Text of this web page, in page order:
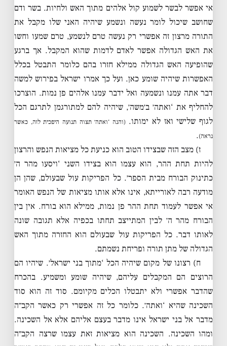
אי אפשר לבשר לשמוע קול אלהים מתוך האש ולחיות. בשר ודם
שחושב שיכול לומר נעשה ונשמע שיהיה האני שלו מקבל את
התורה מרצון זה אפשרי רק נעשה טרם לנשמע, טרם שמעו וחשו
את האש הגדולה אפשר לאדם לדמות שהוא המקבל. אך ברגע
שהופיעה האש הגדולה ממילא חזרו בהם כלומר התבטל בכלל
האפשרות שיהיה שומע כאן. ועל כך אמרו ישראל בפירוש למשה
דבר אתה עמנו ונשמעה ואל ידבר עמנו אלהים פן נמות. הוצרכו
להחליף את ‘ואתה׳ ב׳משה׳, שיהיה להם למתורגמן לתרגם הכל
לגוף שלישי ואז לא ימותו.(והנה ‘ואתה׳ תצוה תנועה היפכית לזה, כאשר
נראה).
ז) מצב הזה שבצידו הטוב הוא כניעת כל מציאות הנפש והרצון
להיות תחת ההר, הוא עצמו הוא בצידו השני ‘ויסעו מהר ה׳
כתינוק הבורח מבית הספר׳. כל הפריקות עול שבעולם, שהן הן
מודעה רבה לאורייתא, אינו אלא אותו מציאות של הנפש האומר
אי אפשר לעמוד תחת ההר פן נמות, ממילא הוא בורח. אין בין
הבורח מהר ה׳ לבין המתייצב תחתו בכפיה אלא תגובה שונה
לאותו דבר. כל הפריקות עול שבעולם הוא החזרה מתוך האש
הגדולה של מתן תורה ופריחת נשמתם.
ח) רצונו של מקום שיהיה הכל ‘מתוך בני ישראל׳. שיהיו הם
הרוצים הם המקבלים עליהם, שיהיה שומע ומשמיע. בהכרח
שהדבר אפשרי ולא יתבטלו הכלים מקיומם. סוד זה הוא סוד
השכינה שהיא ‘ואתה׳. כלומר כל זה אפשרי רק כאשר הקב״ה
מדבר אל בני ישראל אינו מדבר בעצם אליהם אלא אל השכינה.
ומהו השכינה. השכינה הוא מציאות זאת עצמו שרצה הקב״ה